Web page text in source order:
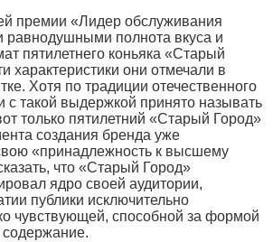
премии «Лидер обслуживания
равнодушными полнота вкуса и
пятилетнего коньяка «Старый
характеристики они отмечали в
Хотя по традиции отечественного
с такой выдержкой принято называть
только пятилетний «Старый Город»
создания бренда уже
«принадлежность к высшему
что «Старый Город»
ядро своей аудитории,
публики исключительно
чувствующей, способной за формой
содержание.